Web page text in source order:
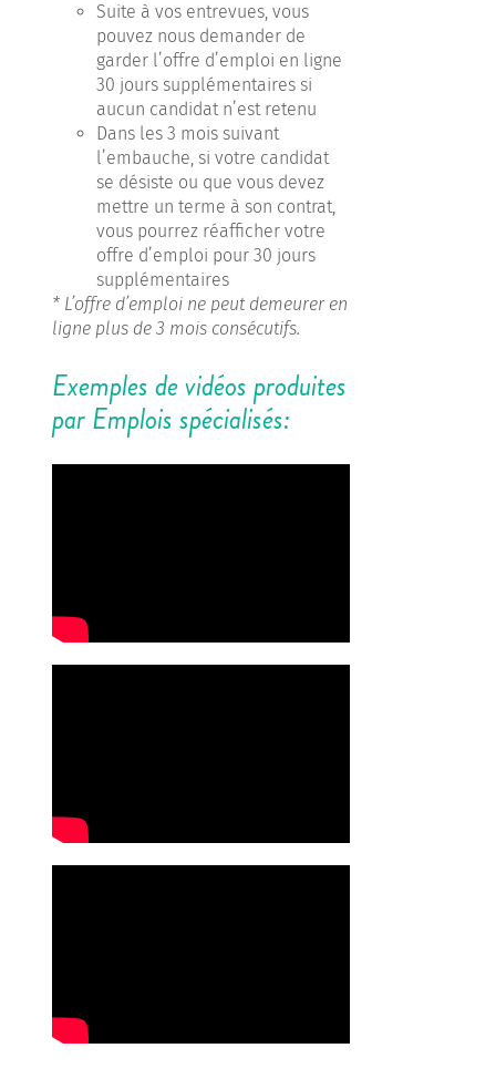
Suite à vos entrevues, vous
pouvez nous demander de
garder l’offre d’emploi en ligne
30 jours supplémentaires si
aucun candidat n’est retenu
Dans les 3 mois suivant
l’embauche, si votre candidat
se désiste ou que vous devez
mettre un terme à son contrat,
vous pourrez réafficher votre
offre d’emploi pour 30 jours
supplémentaires
* L’offre d’emploi ne peut demeurer en
ligne plus de 3 mois consécutifs.
Exemples de vidéos produites
par Emplois spécialisés: